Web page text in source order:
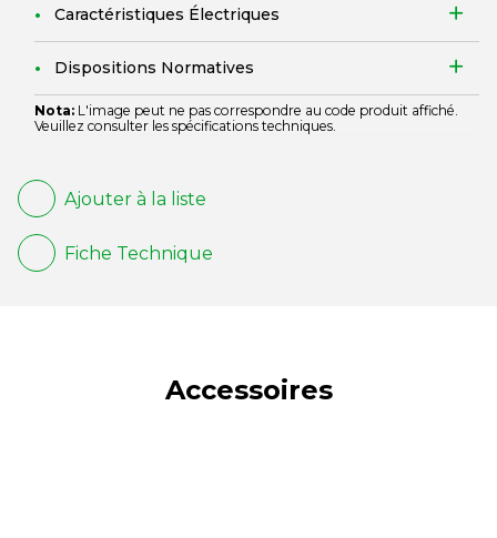
Caractéristiques Électriques
Dispositions Normatives
Nota: L'image peut ne pas correspondre au code produit affiché.
Veuillez consulter les spécifications techniques.
Ajouter à la liste
Fiche Technique
Accessoires